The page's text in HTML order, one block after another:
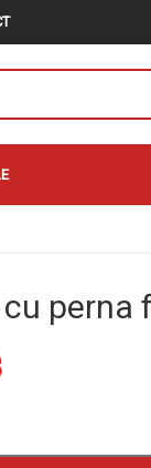
perna